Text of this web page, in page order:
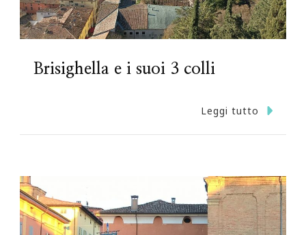
Brisighella e i suoi 3 colli
Leggi tutto